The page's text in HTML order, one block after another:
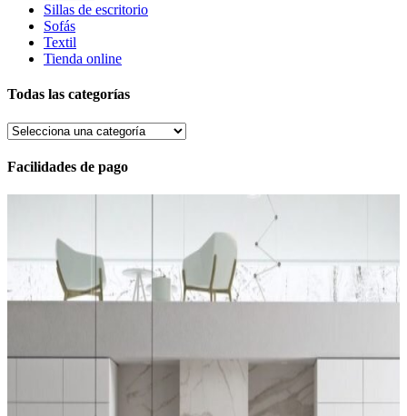
Sillas de escritorio
Sofás
Textil
Tienda online
Todas las categorías
Facilidades de pago